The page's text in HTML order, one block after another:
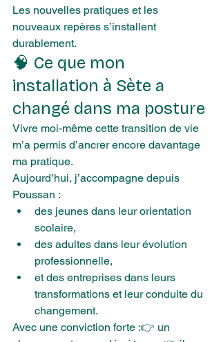
Les nouvelles pratiques et les
nouveaux repères s’installent
durablement.
🧠 Ce que mon
installation à Sète a
changé dans ma posture
Vivre moi-même cette transition de vie
m’a permis d’ancrer encore davantage
ma pratique.
Aujourd’hui, j’accompagne depuis
Poussan :
des jeunes dans leur orientation
scolaire,
des adultes dans leur évolution
professionnelle,
et des entreprises dans leurs
transformations et leur conduite du
changement.
Avec une conviction forte :👉 un